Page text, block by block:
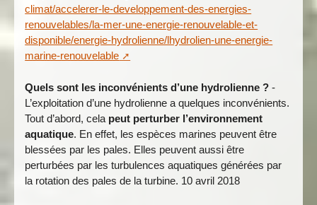
climat/accelerer-le-developpement-des-energies-
renouvelables/la-mer-une-energie-renouvelable-et-
disponible/energie-hydrolienne/lhydrolien-une-energie-
marine-renouvelable
Quels sont les inconvénients d’une hydrolienne ? -
L’exploitation d’une hydrolienne a quelques inconvénients.
Tout d’abord, cela peut perturber l’environnement
aquatique. En effet, les espèces marines peuvent être
blessées par les pales. Elles peuvent aussi être
perturbées par les turbulences aquatiques générées par
la rotation des pales de la turbine. 10 avril 2018